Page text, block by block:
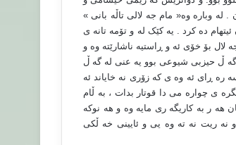
وباره وه« مام جه لالی تاڵه بانی »
ده کرد . یه کێک له و تۆمه تانه ی
بۆ خۆی ئه و ڕاستیه ناشارێته وه و
گه ڵ حیزبی شیوعی بوو یه عنی له گه ڵ
د تۆفیقیش سه ره ڕای ئه وه ی که زۆری نه خایاند ئه
ی چواره می دا قوتار بدات ، به ڵام
هه ر به کاریگه ری مایه وه و هه نوکه
نه ریت نه ته وه یی و ئایینی خه ڵکی